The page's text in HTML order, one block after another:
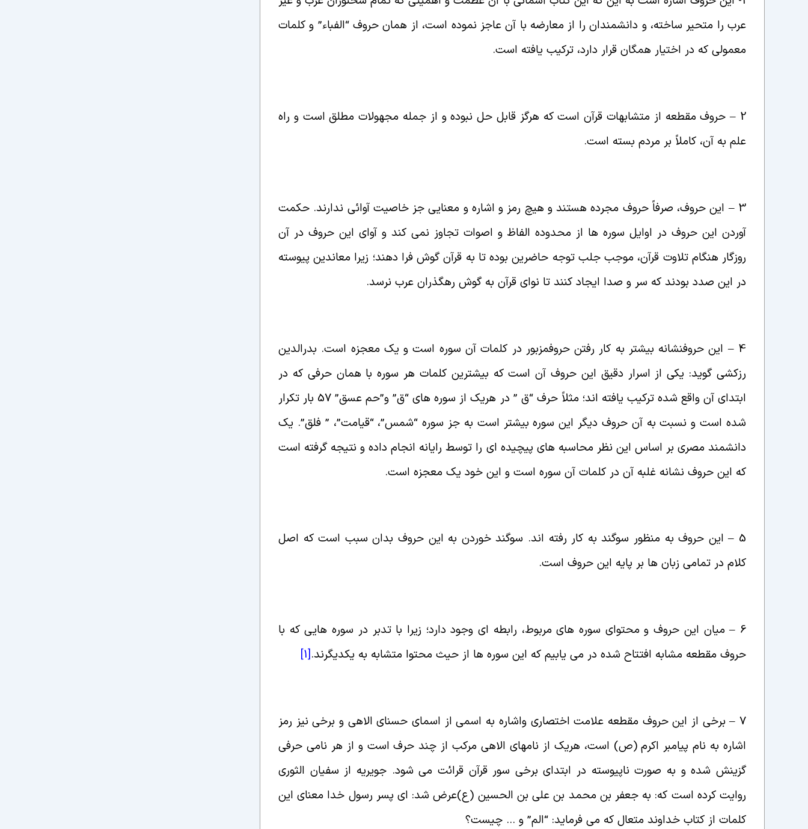
عرب را متحیر ساخته، و دانشمندان را از معارضه با آن عاجز نموده است، از همان حروف “الفباء” و کلمات
معمولی که در اختیار همگان قرار دارد، ترکیب یافته است.
2 – حروف مقطعه از متشابهات قرآن است که هرگز قابل حل نبوده و از جمله مجهولات مطلق است و راه
علم به آن، کاملاً بر مردم بسته است.
3 – این حروف، صرفاً حروف مجرده هستند و هیچ رمز و اشاره و معنایی جز خاصیت آوائی ندارند. حکمت
آوردن این حروف در اوایل سوره ها از محدوده الفاظ و اصوات تجاوز نمی کند و آوای این حروف در آن
روزگار هنگام تلاوت قرآن، موجب جلب توجه حاضرین بوده تا به قرآن گوش فرا دهند؛ زیرا معاندین پیوسته
در این صدد بودند که سر و صدا ایجاد کنند تا نوای قرآن به گوش رهگذران عرب نرسد.
4 – این حروف نشانه بیشتر به کار رفتن حروفمزبور در کلمات آن سوره است و یک معجزه است. بدرالدین
رزکشی گوید: یکی از اسرار دقیق این حروف آن است که بیشترین کلمات هر سوره با همان حرفی که در
ابتدای آن واقع شده ترکیب یافته اند؛ مثلاً حرف “ق ” در هریک از سوره های “ق” و”حم عسق” 57
بار تکرار
شده است و نسبت به آن حروف دیگر این سوره بیشتر است به جز سوره“شمس”، “قیامت”، ” فلق”. یک
دانشمند مصری بر اساس این نظر محاسبه های پیچیده ای را توسط رایانه انجام داده و نتیجه گرفته است
که این حروف نشانه غلبه آن در کلمات آن سوره است و این خود یک معجزه است.
5 – این حروف به منظور سوگند به کار رفته اند. سوگند خوردن به این حروف بدان سبب است که اصل
کلام در تمامی زبان ها بر پایه این حروف است.
6 – میان این حروف و محتوای سوره های مربوط، رابطه ای وجود دارد؛ زیرا با تدبر در سوره هایی که با
حروف مقطعه مشابه افتتاح شده در می یابیم که این سوره ها از حیث محتوا متشابه به یکدیگرند.
[1]
7 – برخی از این حروف مقطعه علامت اختصاری و
اشاره به اسمی از اسمای حسنای الاهی و برخی نیز رمز
اشاره به نام پیامبر اکرم (ص) است، هریک از نامهای الاهی مرکب از چند حرف است و از هر نامی حرفی
گزینش شده و به صورت ناپیوسته در ابتدای برخی سور قرآن قرائت می شود. جویریه از سفیان الثوری
روایت کرده است که: به جعفر بن محمد بن علی بن الحسین (ع)عرض شد: ای پسر رسول خدا معنای این
کلمات از کتاب خداوند متعال که می فرماید: “الم” و … چیست؟